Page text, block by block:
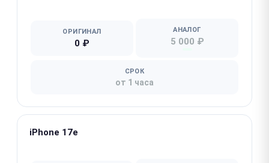
ОРИГИНАЛ
0 ₽
АНАЛОГ
5 000 ₽
СРОК
от 1 часа
iPhone 17e